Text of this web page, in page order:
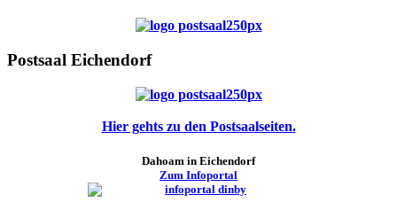
Postsaal Eichendorf
Hier gehts zu den Postsaalseiten.
Dahoam in Eichendorf
Zum Infoportal